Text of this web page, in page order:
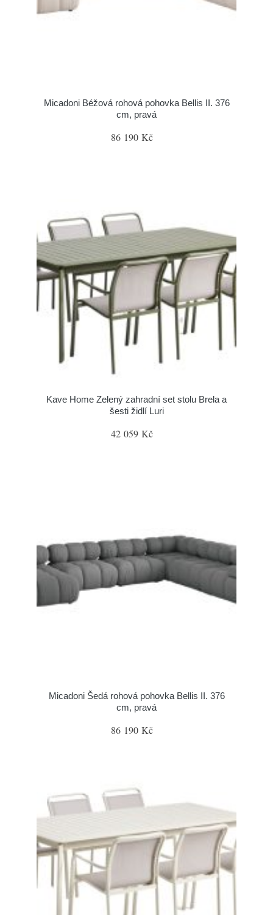
Micadoni Béžová rohová pohovka Bellis II. 376
cm, pravá
86 190 Kč
Kave Home Zelený zahradní set stolu Brela a
šesti židlí Luri
42 059 Kč
Micadoni Šedá rohová pohovka Bellis II. 376
cm, pravá
86 190 Kč